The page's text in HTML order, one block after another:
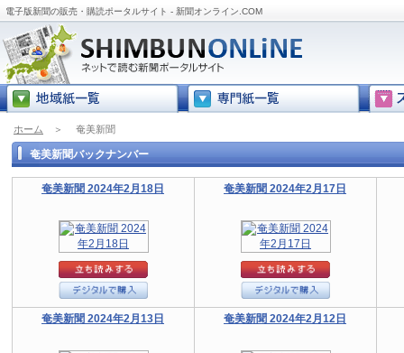
電子版新聞の販売・購読ポータルサイト - 新聞オンライン.COM
ホーム ＞ 奄美新聞
奄美新聞バックナンバー
奄美新聞 2024年2月18日 奄美新聞 2024年2月17日
奄美新聞 2024年2月13日 奄美新聞 2024年2月12日